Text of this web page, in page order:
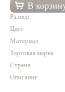
Каталог
В
Размер
Цвет
Материал
Торговая марка
Страна
Описание